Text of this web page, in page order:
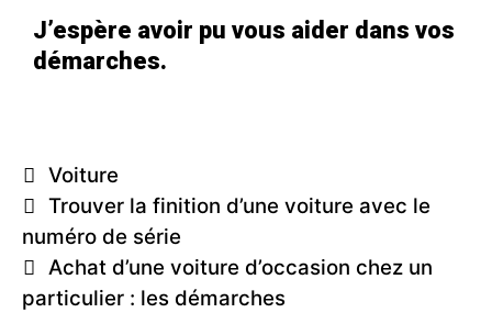
J’espère avoir pu vous aider dans vos
démarches.
C
a
t
e
g
Voiture
P
o
s
t
Trouver la finition d’une voiture avec le
numéro de série
Achat d’une voiture d’occasion chez un
particulier : les démarches